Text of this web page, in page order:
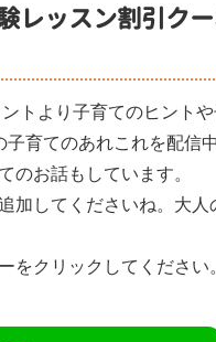
レッスン割引ク
トより子育てのヒントや
育てのあれこれを配信中
のお話もしています。
加してくださいね。大人
をクリックしてください